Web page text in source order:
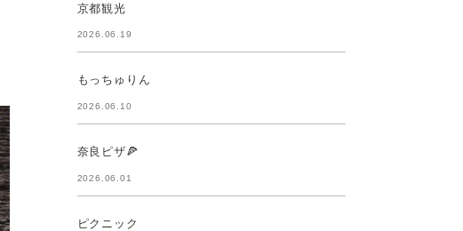
京都観光
2026.06.19
もっちゅりん
2026.06.10
奈良ピザ🍕
2026.06.01
ピクニック